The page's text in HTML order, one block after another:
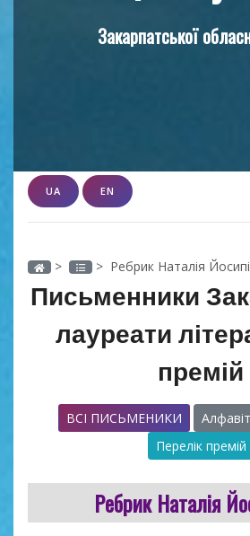
Закарпатської
UA EN
> > Ребрик Наталія
Письменники
лауреати
премій
ВСІ ПИСЬМЕНИКИ
Перелік премій
Ребрик Наталія